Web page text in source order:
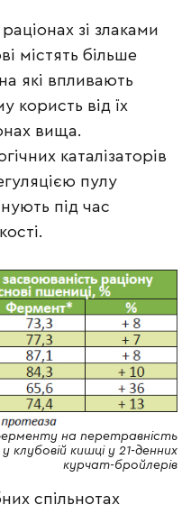
зі злаками
містять більше
які впливають
користь від їх
вища.
каталізаторів
пулу
під час
на перетравність
клубовій кишці у 21-денних
курчат-бройлерів
спільнотах